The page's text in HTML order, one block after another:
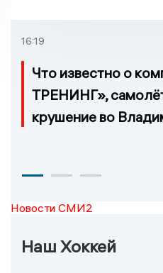
16:19
Что известно о
ТРЕНИНГ»,
крушение во
Новости СМИ2
Наш Хоккей